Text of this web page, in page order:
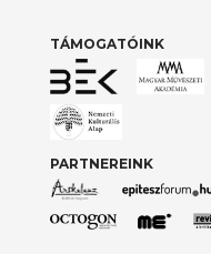
TÁMOGATÓINK
PARTNEREINK